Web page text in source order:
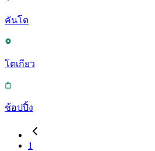
คันโต
โตเกียว
ช้อปปิ้ง
1